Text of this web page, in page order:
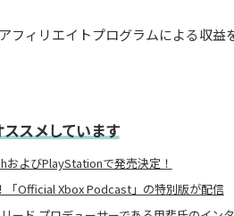
フィリエイトプログラムによる収益
スメしています
よびPlayStationで発売決定！
「Official Xbox Podcast」の特別版が配信